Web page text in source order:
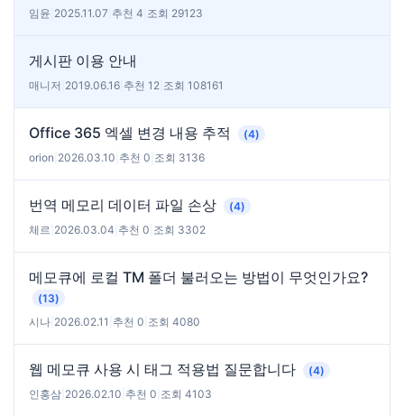
임윤 2025.11.07 추천 4 조회 29123
게시판 이용 안내
매니저 2019.06.16 추천 12 조회 108161
Office 365 엑셀 변경 내용 추적
(4)
orion 2026.03.10 추천 0 조회 3136
번역 메모리 데이터 파일 손상
(4)
체르 2026.03.04 추천 0 조회 3302
메모큐에 로컬 TM 폴더 불러오는 방법이 무엇인가요?
(13)
시나 2026.02.11 추천 0 조회 4080
웹 메모큐 사용 시 태그 적용법 질문합니다
(4)
인홍삼 2026.02.10 추천 0 조회 4103